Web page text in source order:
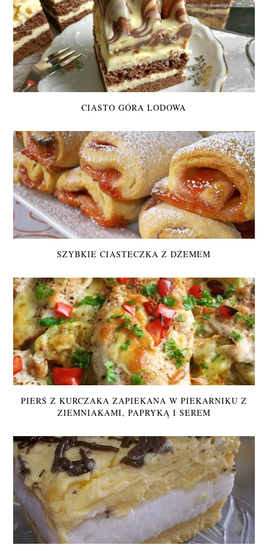
CIASTO GÓRA LODOWA
SZYBKIE CIASTECZKA Z DŻEMEM
PIERŚ Z KURCZAKA ZAPIEKANA W PIEKARNIKU Z
ZIEMNIAKAMI, PAPRYKĄ I SEREM